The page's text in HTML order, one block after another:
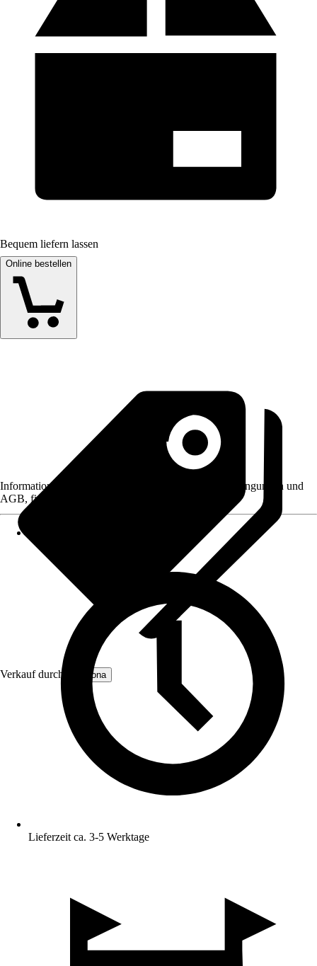
Bequem liefern lassen
Online bestellen
Verkauf durch: Gabiona
Informationen des Verkäufers, wie z. B. Rückgabebedingungen und
AGB, finden Sie bei Klick auf den Verkäufernamen.
Lieferzeit ca. 3-5 Werktage